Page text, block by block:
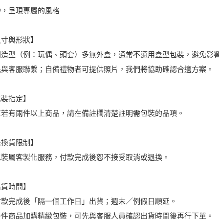
呈現專屬的風格
與形狀】
型（例：玩偶、頭套）多無外盒，通常不適用盒型包裝，避免影
客服聯繫；自備禮物者可提供照片，我們將協助確認合適方案。
指定】
有兩件以上商品，請在備註欄清楚註明需包裝的品項。
貨限制】
屬客製化服務，付款完成後恕不接受取消或退換。
時間】
完成後「隔一個工作日」出貨；週末／例假日順延。
商品加購精緻包裝，可先與客服人員確認出貨時間後再行下單。